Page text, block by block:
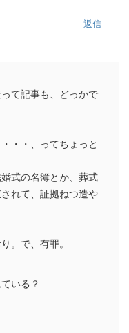
返信
て記事も、どっかで
・・、ってちょっと
式の名簿とか、葬式
れて、証拠ねつ造や
。で、有罪。
いる？